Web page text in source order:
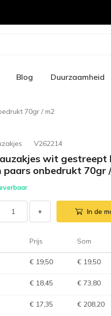
Blog Duurzaamheid
70gr / m2
V262214
wit gestreept
paars onbedrukt 70gr
+ In de
Prijs Som
€ 19,50 € 19,50
€ 18,45 € 73,80
€ 17,35 € 208,20